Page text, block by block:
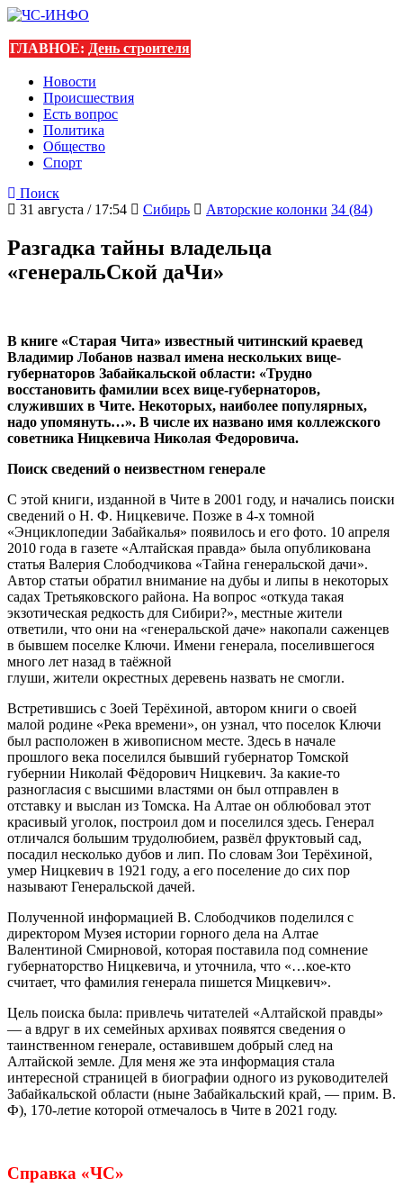
ГЛАВНОЕ: День строителя
Новости
Происшествия
Есть вопрос
Политика
Общество
Спорт
Поиск
31 августа / 17:54
Сибирь Авторские колонки 34 (84)
Разгадка тайны владельца
«генеральСкой даЧи»
В книге «Старая Чита» известный читинский краевед
Владимир Лобанов назвал имена нескольких вице-
губернаторов Забайкальской области: «Трудно
восстановить фамилии всех вице-губернаторов,
служивших в Чите. Некоторых, наиболее популярных,
надо упомянуть…». В числе их названо имя коллежского
советника Ницкевича Николая Федоровича.
Поиск сведений о неизвестном генерале
С этой книги, изданной в Чите в 2001 году, и начались поиски
сведений о Н. Ф. Ницкевиче. Позже в 4-х томной
«Энциклопедии Забайкалья» появилось и его фото. 10 апреля
2010 года в газете «Алтайская правда» была опубликована
статья Валерия Слободчикова «Тайна генеральской дачи».
Автор статьи обратил внимание на дубы и липы в некоторых
садах Третьяковского района. На вопрос «откуда такая
экзотическая редкость для Сибири?», местные жители
ответили, что они на «генеральской даче» накопали саженцев
в бывшем поселке Ключи. Имени генерала, поселившегося
много лет назад в таёжной
глуши, жители окрестных деревень назвать не смогли.
Встретившись с Зоей Терёхиной, автором книги о своей
малой родине «Река времени», он узнал, что поселок Ключи
был расположен в живописном месте. Здесь в начале
прошлого века поселился бывший губернатор Томской
губернии Николай Фёдорович Ницкевич. За какие-то
разногласия с высшими властями он был отправлен в
отставку и выслан из Томска. На Алтае он облюбовал этот
красивый уголок, построил дом и поселился здесь. Генерал
отличался большим трудолюбием, развёл фруктовый сад,
посадил несколько дубов и лип. По словам Зои Терёхиной,
умер Ницкевич в 1921 году, а его поселение до сих пор
называют Генеральской дачей.
Полученной информацией В. Слободчиков поделился с
директором Музея истории горного дела на Алтае
Валентиной Смирновой, которая поставила под сомнение
губернаторство Ницкевича, и уточнила, что «…кое-кто
считает, что фамилия генерала пишется Мицкевич».
Цель поиска была: привлечь читателей «Алтайской правды»
— а вдруг в их семейных архивах появятся сведения о
таинственном генерале, оставившем добрый след на
Алтайской земле. Для меня же эта информация стала
интересной страницей в биографии одного из руководителей
Забайкальской области (ныне Забайкальский край, — прим. В.
Ф), 170-летие которой отмечалось в Чите в 2021 году.
Справка «ЧС»